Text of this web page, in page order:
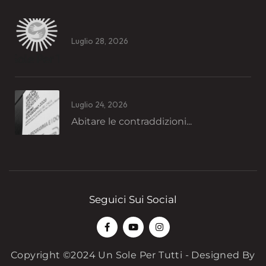
Luglio 28, 2026
Luglio 24, 2026
Abitare le contraddizioni...
Seguici Sui Social
Copyright ©2024 Un Sole Per Tutti - Designed By